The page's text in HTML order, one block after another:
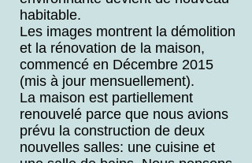
habitable.
Les images montrent la démolition
et la rénovation de la maison,
commencé en Décembre 2015
(mis à jour mensuellement).
La maison est partiellement
renouvelé parce que nous avions
prévu la construction de deux
nouvelles salles: une cuisine et